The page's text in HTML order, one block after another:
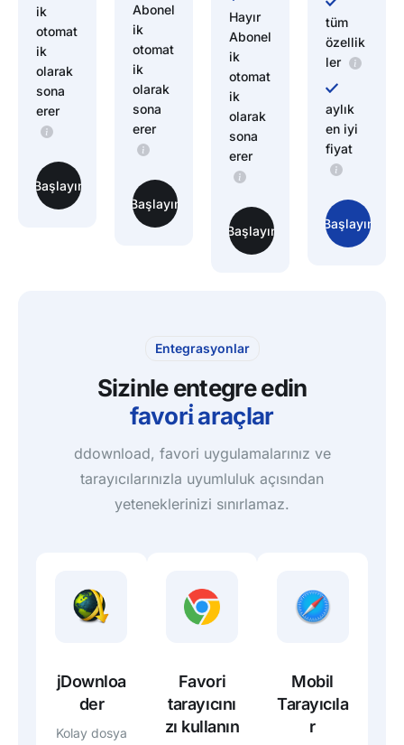
ik
otomat
ik
olarak
sona
erer
Başlayın
Abonel
ik
otomat
ik
olarak
sona
erer
Başlayın
Hayır
Abonel
ik
otomat
ik
olarak
sona
erer
Başlayın
tüm
özellik
ler
aylık
en iyi
fiyat
Başlayın
Entegrasyonlar
Sizinle entegre edin
favori̇ araçlar
ddownload, favori uygulamalarınız ve
tarayıcılarınızla uyumluluk açısından
yeteneklerinizi sınırlamaz.
jDownloa
der
Kolay dosya
Favori
tarayıcını
zı kullanın
Mobil
Tarayıcıla
r